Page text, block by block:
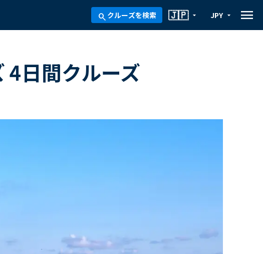
search クルーズを検索 arrow_drop_down
🇯🇵 arrow_drop_down
JPY menu
4日間クルーズ